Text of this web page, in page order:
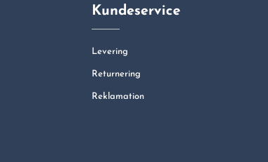
Kundeservice
Levering
Returnering
Reklamation